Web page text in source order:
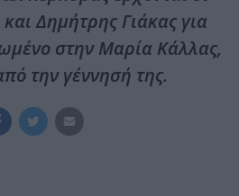
Δημήτρης Γιάκας για
στην Μαρία Κάλλας,
την γέννησή της.